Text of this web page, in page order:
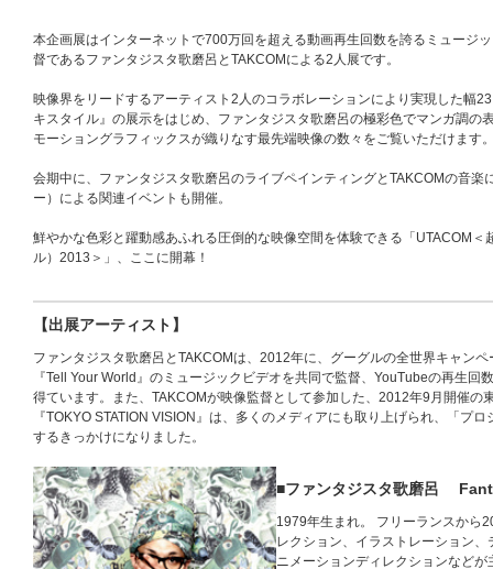
本企画展はインターネットで700万回を超える動画再生回数を誇るミュージ
督であるファンタジスタ歌磨呂とTAKCOMによる2人展です。
映像界をリードするアーティスト2人のコラボレーションにより実現した幅
キスタイル』の展示をはじめ、ファンタジスタ歌磨呂の極彩色でマンガ調の
モーショングラフィックスが織りなす最先端映像の数々をご覧いただけます
会期中に、ファンタジスタ歌磨呂のライブペインティングとTAKCOMの音
ー）による関連イベントも開催。
鮮やかな色彩と躍動感あふれる圧倒的な映像空間を体験できる「UTACOM
ル）2013＞」、ここに開幕！
【出展アーティスト】
ファンタジスタ歌磨呂とTAKCOMは、2012年に、グーグルの全世界キャン
『Tell Your World』のミュージックビデオを共同で監督、YouTubeの再生
得ています。また、TAKCOMが映像監督として参加した、2012年9月開催
『TOKYO STATION VISION』は、多くのメディアにも取り上げられ、「プ
するきっかけになりました。
■ファンタジスタ歌磨呂
1979年生まれ。 フリーランスから
レクション、イラストレーション
ニメーションディレクションなど